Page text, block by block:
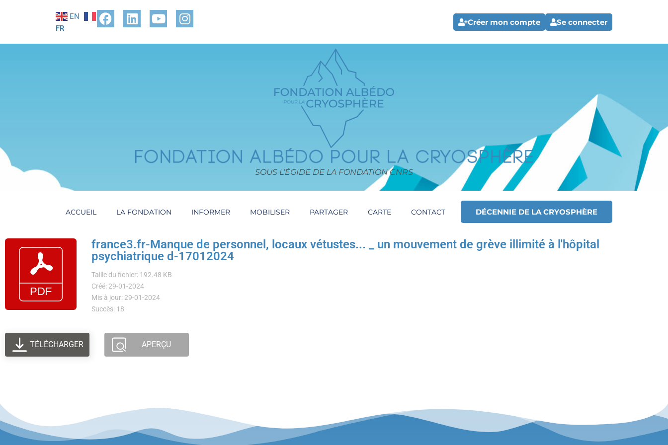
EN
FR
Créer mon compte Se connecter
SOUS L’ÉGIDE DE LA FONDATION CNRS
ACCUEIL LA FONDATION INFORMER MOBILISER PARTAGER CARTE CONTACT DÉCENNIE DE LA CRYOSPHÈRE
france3.fr-Manque de personnel, locaux vétustes... _ un mouvement de grève illimité à l'hôpital
psychiatrique d-17012024
Taille du fichier: 192.48 KB
Créé: 29-01-2024
Mis à jour: 29-01-2024
Succès: 18
TÉLÉCHARGER APERÇU